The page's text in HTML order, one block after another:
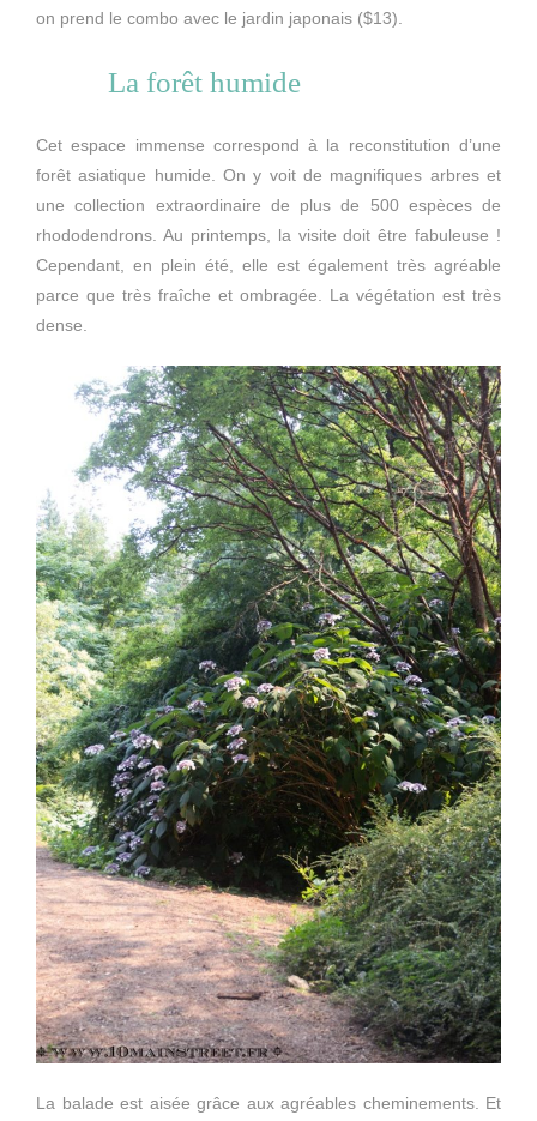
on prend le combo avec le jardin japonais ($13).
La forêt humide
Cet espace immense correspond à la reconstitution d’une
forêt asiatique humide. On y voit de magnifiques arbres et
une collection extraordinaire de plus de 500 espèces de
rhododendrons. Au printemps, la visite doit être fabuleuse !
Cependant, en plein été, elle est également très agréable
parce que très fraîche et ombragée. La végétation est très
dense.
La balade est aisée grâce aux agréables cheminements. Et